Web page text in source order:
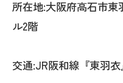
所在地:大阪府高石市
ル2階
交通:JR阪和線『東羽